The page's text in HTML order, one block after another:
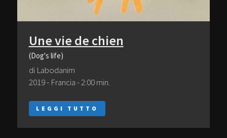
Une vie de chien
(Dog's life)
di Labodanim
2019 - Francia - 2:00 min.
LEGGI TUTTO